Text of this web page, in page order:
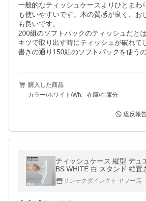
一般的なティッシュケースよりひとまわ
も使いやすいです。木の質感が良く、お
も良いです。
200組のソフトパックのティッシュだと
キツで取り出す時にティッシュが破れて
書きの通り150組のソフトパックを使う
購入した商品
カラー/ホワイト/Wh、在庫/在庫分
違反報
ティッシュケース 縦型 デュ
BS WHITE 白 スタンド 縦置
ックス ケース おしゃれ 省ス
WH シンプル DUENDE 北欧
サンテクダイレクト ヤフー店